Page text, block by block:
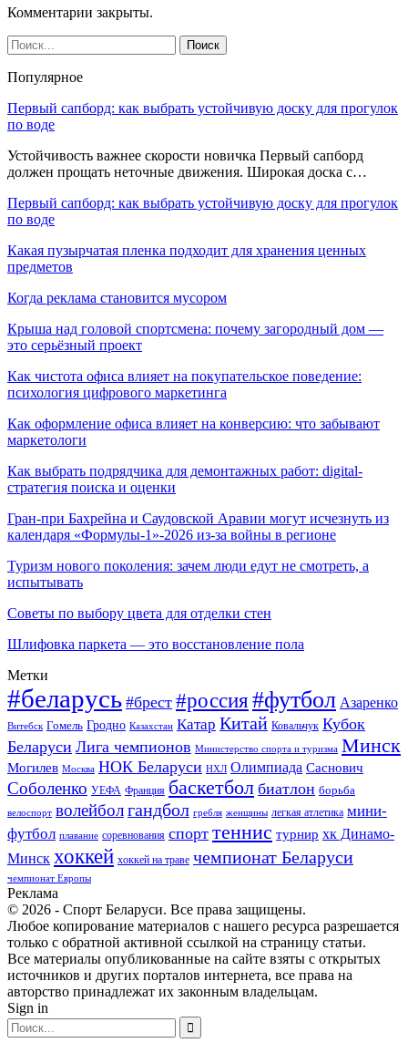
Комментарии закрыты.
Популярное
Первый сапборд: как выбрать устойчивую доску для прогулок
по воде
Устойчивость важнее скорости новичка Первый сапборд
должен прощать неточные движения. Широкая доска с…
Первый сапборд: как выбрать устойчивую доску для прогулок
по воде
Какая пузырчатая пленка подходит для хранения ценных
предметов
Когда реклама становится мусором
Крыша над головой спортсмена: почему загородный дом —
это серьёзный проект
Как чистота офиса влияет на покупательское поведение:
психология цифрового маркетинга
Как оформление офиса влияет на конверсию: что забывают
маркетологи
Как выбрать подрядчика для демонтажных работ: digital-
стратегия поиска и оценки
Гран-при Бахрейна и Саудовской Аравии могут исчезнуть из
календаря «Формулы-1»-2026 из-за войны в регионе
Туризм нового поколения: зачем люди едут не смотреть, а
испытывать
Советы по выбору цвета для отделки стен
Шлифовка паркета — это восстановление пола
Метки
#беларусь #брест #россия#футбол Азаренко
Витебск Гомель Гродно Казахстан Катар Китай Ковальчук Кубок
Беларуси Лига чемпионов Министерство спорта и туризма Минск
Могилев Москва НОК Беларуси НХЛ Олимпиада Саснович
Соболенко УЕФА Франция баскетбол биатлон борьба
велоспорт волейболгандбол гребля женщины легкая атлетика мини-
футбол плавание соревнования спорт теннис турнир хк Динамо-
Минск хоккей хоккей на траве чемпионат Беларуси
чемпионат Европы
Реклама
© 2026 - Спорт Беларуси. Все права защищены.
Любое копирование материалов с нашего ресурса разрешается
только с обратной активной ссылкой на страницу статьи.
Все материалы опубликованные на сайте взяты с открытых
источников и других порталов интернета, все права на
авторство принадлежат их законным владельцам.
Sign in